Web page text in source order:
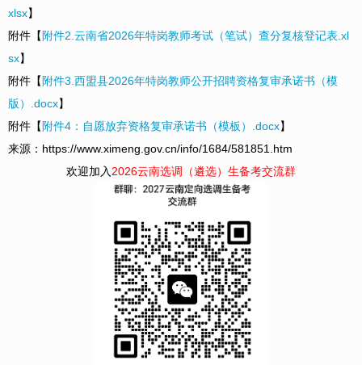
xlsx】
附件【 附件2.云南省2026年特岗教师考试（笔试）查分复核登记表.xl
sx】
附件【 附件3.西盟县2026年特岗教师公开招聘资格复审承诺书（模
版）.docx】
附件【 附件4：自愿放弃资格复审承诺书（模板）.docx】
来源：https://www.ximeng.gov.cn/info/1684/581851.htm
欢迎加入2026云南选调（遴选）生备考交流群